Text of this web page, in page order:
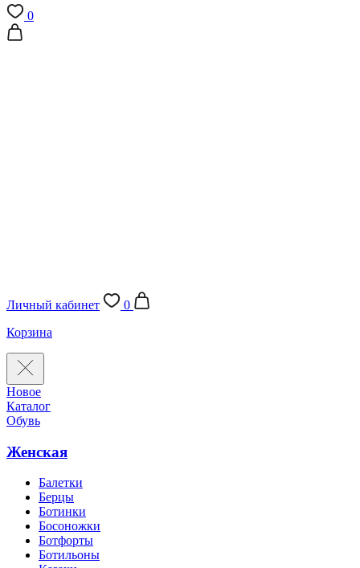
0
Личный кабинет
0
Корзина
Новое
Каталог
Обувь
Женская
Балетки
Берцы
Ботинки
Босоножки
Ботфорты
Ботильоны